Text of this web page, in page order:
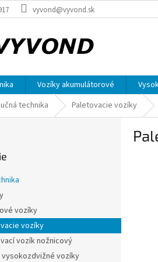
vyvond@vyvond.sk
Vozíky akumulátorové
technika Paletovacie vozíky
vozíky
vozíky
vozík nožnicový
vysokozdvižné vozíky